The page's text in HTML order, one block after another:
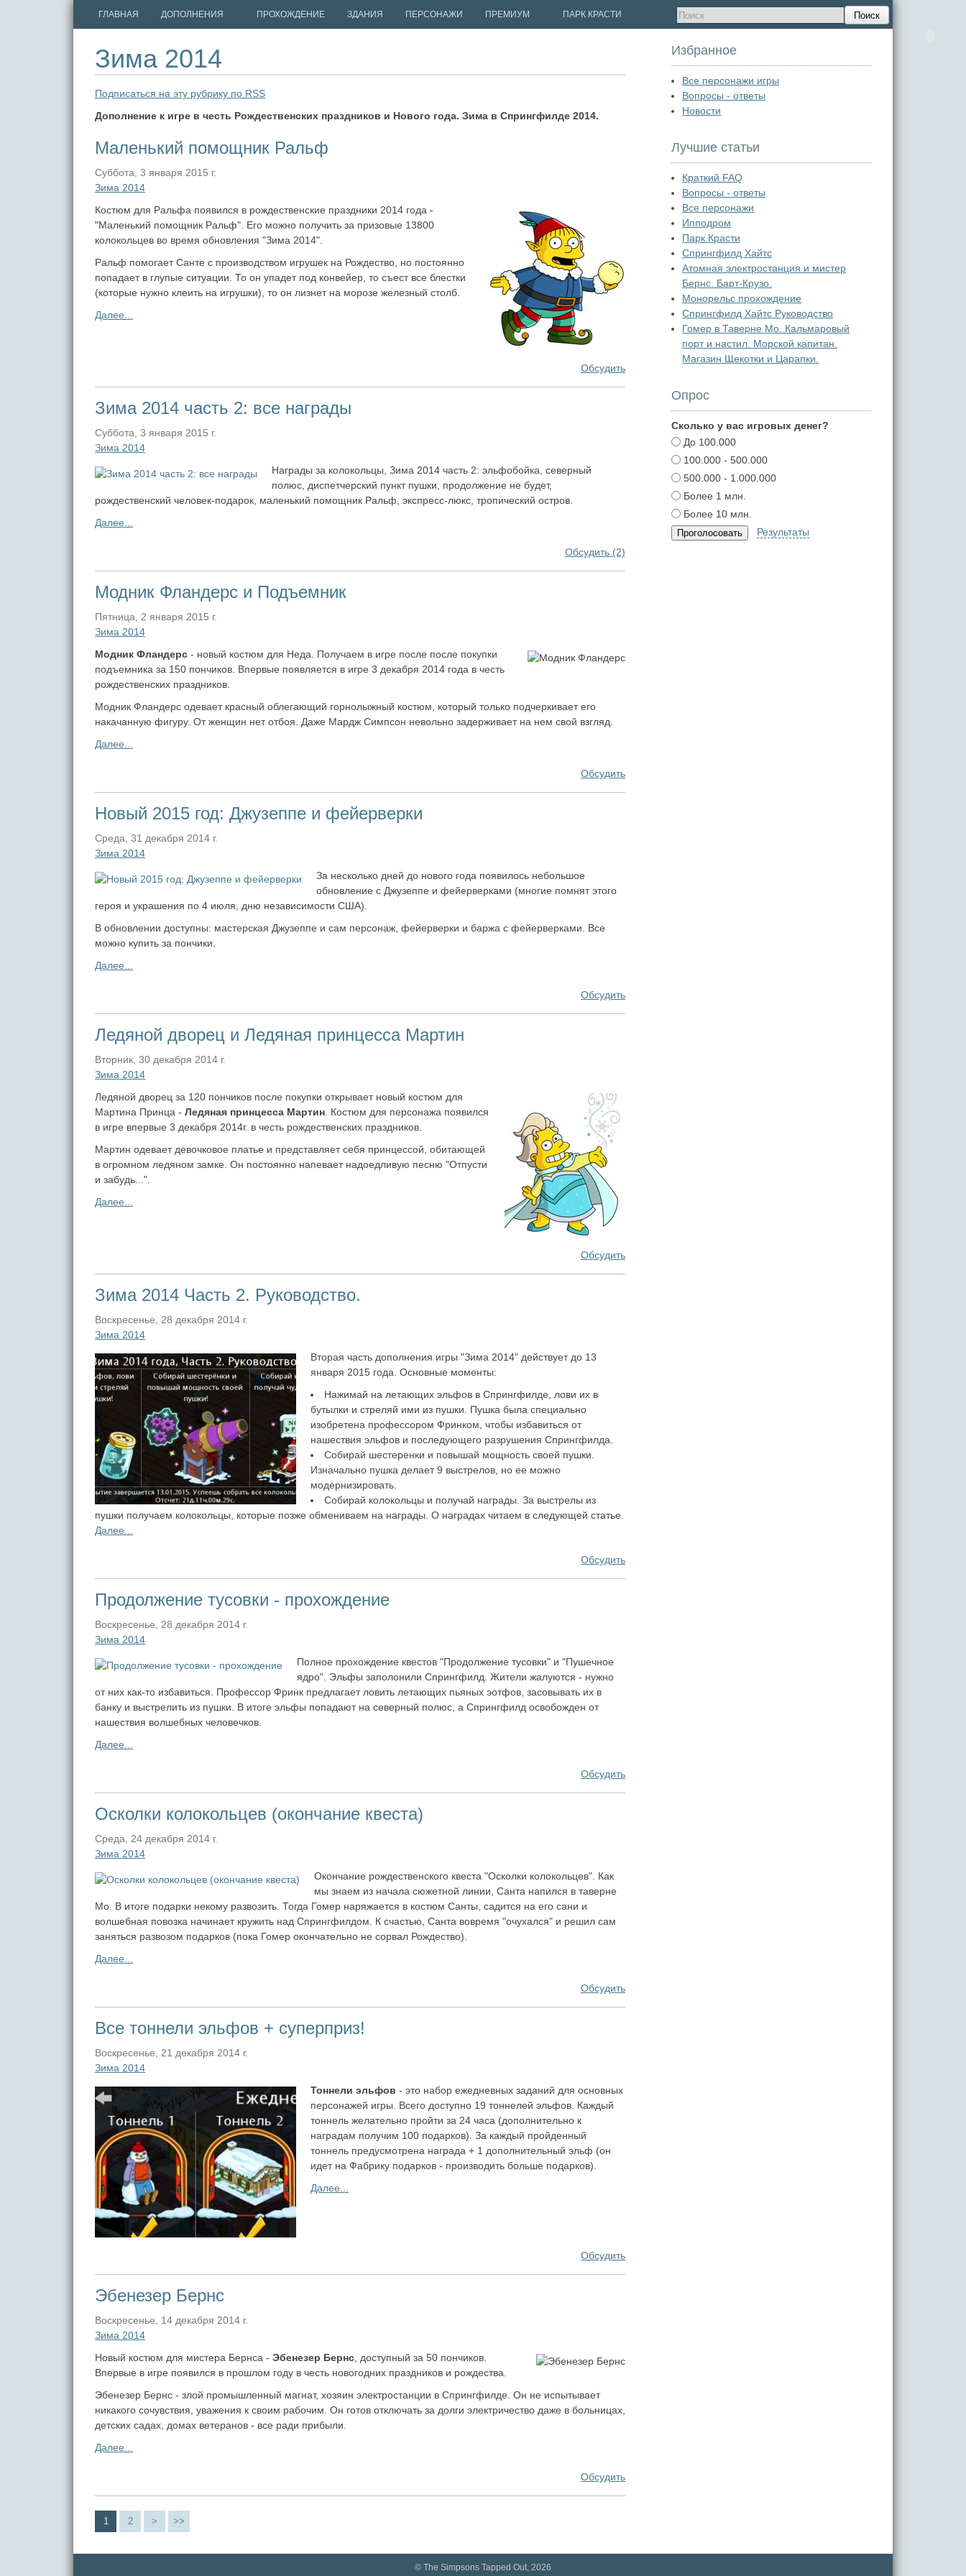
ГЛАВНАЯ ДОПОЛНЕНИЯ ПРОХОЖДЕНИЕ ЗДАНИЯ ПЕРСОНАЖИ ПРЕМИУМ ПАРК КРАСТИ Поиск
Зима 2014
Подписаться на эту рубрику по RSS
Дополнение к игре в честь Рождественских праздников и Нового года. Зима в Спрингфилде 2014.
Маленький помощник Ральф
Суббота, 3 января 2015 г.
Зима 2014
Костюм для Ральфа появился в рождественские праздники 2014 года -
"Маленький помощник Ральф". Его можно получить за призовые 13800
колокольцев во время обновления "Зима 2014".
Ральф помогает Санте с производством игрушек на Рождество, но постоянно
попадает в глупые ситуации. То он упадет под конвейер, то съест все блестки
(которые нужно клеить на игрушки), то он лизнет на морозе железный столб.
Далее...
Обсудить
Зима 2014 часть 2: все награды
Суббота, 3 января 2015 г.
Зима 2014
Награды за колокольцы, Зима 2014 часть 2: эльфобойка, северный
полюс, диспетчерский пункт пушки, продолжение не будет,
рождественский человек-подарок, маленький помощник Ральф, экспресс-люкс, тропический остров.
Далее...
Обсудить (2)
Модник Фландерс и Подъемник
Пятница, 2 января 2015 г.
Зима 2014
Модник Фландерс - новый костюм для Неда. Получаем в игре после после покупки
подъемника за 150 пончиков. Впервые появляется в игре 3 декабря 2014 года в честь
рождественских праздников.
Модник Фландерс одевает красный облегающий горнолыжный костюм, который только подчеркивает его
накачанную фигуру. От женщин нет отбоя. Даже Мардж Симпсон невольно задерживает на нем свой взгляд.
Далее...
Обсудить
Новый 2015 год: Джузеппе и фейерверки
Среда, 31 декабря 2014 г.
Зима 2014
За несколько дней до нового года появилось небольшое
обновление с Джузеппе и фейерверками (многие помнят этого
героя и украшения по 4 июля, дню независимости США).
В обновлении доступны: мастерская Джузеппе и сам персонаж, фейерверки и баржа с фейерверками. Все
можно купить за пончики.
Далее...
Обсудить
Ледяной дворец и Ледяная принцесса Мартин
Вторник, 30 декабря 2014 г.
Зима 2014
Ледяной дворец за 120 пончиков после покупки открывает новый костюм для
Мартина Принца - Ледяная принцесса Мартин . Костюм для персонажа появился
в игре впервые 3 декабря 2014г. в честь рождественских праздников.
Мартин одевает девочковое платье и представляет себя принцессой, обитающей
в огромном ледяном замке. Он постоянно напевает надоедливую песню "Отпусти
и забудь...".
Далее...
Обсудить
Зима 2014 Часть 2. Руководство.
Воскресенье, 28 декабря 2014 г.
Зима 2014
Вторая часть дополнения игры "Зима 2014" действует до 13
января 2015 года. Основные моменты:
Нажимай на летающих эльфов в Спрингфилде, лови их в
бутылки и стреляй ими из пушки. Пушка была специально
изобретена профессором Фринком, чтобы избавиться от
нашествия эльфов и последующего разрушения Спрингфилда.
Собирай шестеренки и повышай мощность своей пушки.
Изначально пушка делает 9 выстрелов, но ее можно
модернизировать.
Собирай колокольцы и получай награды. За выстрелы из
пушки получаем колокольцы, которые позже обмениваем на награды. О наградах читаем в следующей статье.
Далее...
Обсудить
Продолжение тусовки - прохождение
Воскресенье, 28 декабря 2014 г.
Зима 2014
Полное прохождение квестов "Продолжение тусовки" и "Пушечное
ядро". Эльфы заполонили Спрингфилд. Жители жалуются - нужно
от них как-то избавиться. Профессор Фринк предлагает ловить летающих пьяных эотфов, засовывать их в
банку и выстрелить из пушки. В итоге эльфы попадают на северный полюс, а Спрингфилд освобожден от
нашествия волшебных человечков.
Далее...
Обсудить
Осколки колокольцев (окончание квеста)
Среда, 24 декабря 2014 г.
Зима 2014
Окончание рождественского квеста "Осколки колокольцев". Как
мы знаем из начала сюжетной линии, Санта напился в таверне
Мо. В итоге подарки некому развозить. Тогда Гомер наряжается в костюм Санты, садится на его сани и
волшебная повозка начинает кружить над Спрингфилдом. К счастью, Санта вовремя "очухался" и решил сам
заняться развозом подарков (пока Гомер окончательно не сорвал Рождество).
Далее...
Обсудить
Все тоннели эльфов + суперприз!
Воскресенье, 21 декабря 2014 г.
Зима 2014
Тоннели эльфов - это набор ежедневных заданий для основных
персонажей игры. Всего доступно 19 тоннелей эльфов. Каждый
тоннель желательно пройти за 24 часа (дополнительно к
наградам получим 100 подарков). За каждый пройденный
тоннель предусмотрена награда + 1 дополнительный эльф (он
идет на Фабрику подарков - производить больше подарков).
Далее...
Обсудить
Эбенезер Бернс
Воскресенье, 14 декабря 2014 г.
Зима 2014
Новый костюм для мистера Бернса - Эбенезер Бернс , доступный за 50 пончиков.
Впервые в игре появился в прошлом году в честь новогодних праздников и рождества.
Эбенезер Бернс - злой промышленный магнат, хозяин электростанции в Спрингфилде. Он не испытывает
никакого сочувствия, уважения к своим рабочим. Он готов отключать за долги электричество даже в больницах,
детских садах, домах ветеранов - все ради прибыли.
Далее...
Обсудить
1 2 > >>
Избранное
Все персонажи игры
Вопросы - ответы
Новости
Лучшие статьи
Краткий FAQ
Вопросы - ответы
Все персонажи
Ипподром
Парк Красти
Спрингфилд Хайтс
Атомная электростанция и мистер
Бернс. Барт-Крузо.
Монорельс прохождение
Спрингфилд Хайтс Руководство
Гомер в Таверне Мо. Кальмаровый
порт и настил. Морской капитан.
Магазин Щекотки и Царапки.
Опрос
Сколько у вас игровых денег?
До 100.000
100.000 - 500.000
500.000 - 1.000.000
Более 1 млн.
Более 10 млн.
Результаты
© The Simpsons Tapped Out, 2026